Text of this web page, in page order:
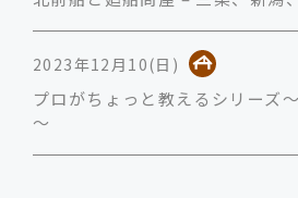
2023年12月10(日)
プロがちょっと教えるシリーズ
～